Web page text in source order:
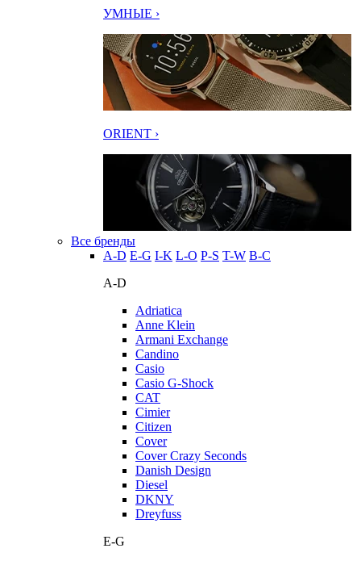
УМНЫЕ ›
ORIENT ›
Все бренды
A-D E-G I-K L-O P-S T-W В-С
A-D
Adriatica
Anne Klein
Armani Exchange
Candino
Casio
Casio G-Shock
CAT
Cimier
Citizen
Cover
Cover Crazy Seconds
Danish Design
Diesel
DKNY
Dreyfuss
E-G